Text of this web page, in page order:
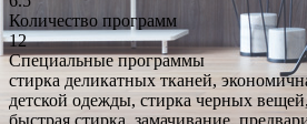
Количество программ
12
Специальные программы
стирка деликатных тканей,
детской одежды, стирка черных
быстрая стирка, замачивание,